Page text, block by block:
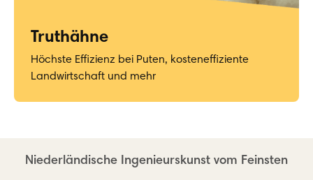
Truthähne
Höchste Effizienz bei Puten, kosteneffiziente
Landwirtschaft und mehr